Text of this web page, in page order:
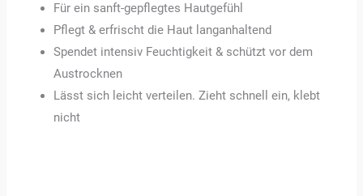
Für ein sanft-gepflegtes Hautgefühl
Pflegt & erfrischt die Haut langanhaltend
Spendet intensiv Feuchtigkeit & schützt vor dem
Austrocknen
Lässt sich leicht verteilen. Zieht schnell ein, klebt
nicht